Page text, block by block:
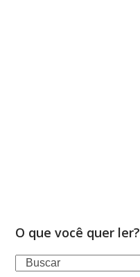
O que você quer ler?
Search